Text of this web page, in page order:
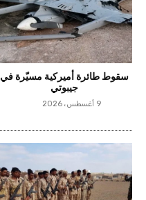
سقوط طائرة أميركية مسيّرة في
جيبوتي
9 أغسطس، 2026